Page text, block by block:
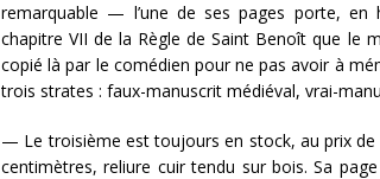
remarquable — l’une de ses pages porte, en
chapitre VII de la Règle de Saint Benoît que le
copié là par le comédien pour ne pas avoir à
trois strates : faux-manuscrit médiéval, vrai-
— Le troisième est toujours en stock, au prix de
centimètres, reliure cuir tendu sur bois. Sa